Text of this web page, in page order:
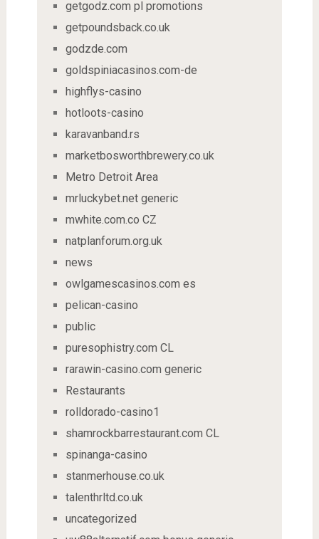
getgodz.com pl promotions
getpoundsback.co.uk
godzde.com
goldspiniacasinos.com-de
highflys-casino
hotloots-casino
karavanband.rs
marketbosworthbrewery.co.uk
Metro Detroit Area
mrluckybet.net generic
mwhite.com.co CZ
natplanforum.org.uk
news
owlgamescasinos.com es
pelican-casino
public
puresophistry.com CL
rarawin-casino.com generic
Restaurants
rolldorado-casino1
shamrockbarrestaurant.com CL
spinanga-casino
stanmerhouse.co.uk
talenthrltd.co.uk
uncategorized